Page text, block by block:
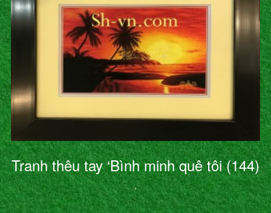
Tranh thêu tay ‘Bình minh quê tôi (144)
’